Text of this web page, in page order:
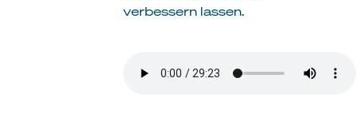
verbessern lassen.